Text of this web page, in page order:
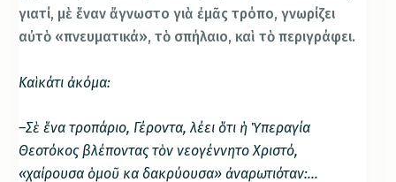
γιατί, μὲ ἕναν ἄγνωστο γιὰ ἐμᾶς τρόπο, γνωρίζει
αὐτὸ «πνευματικά», τὸ σπήλαιο, καὶ τὸ περιγράφει.
Καὶ κάτι ἀκόμα:
–Σὲ ἕνα τροπάριο, Γέροντα, λέει ὅτι ἡ Ὑπεραγία
Θεοτόκος βλέποντας τὸν νεογέννητο Χριστό,
«χαίρουσαὁμοῦ κα δακρύουσα»ἀναρωτιόταν:…